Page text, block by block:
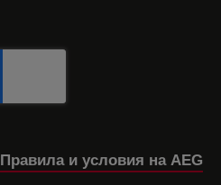
Правила и условия на AEG